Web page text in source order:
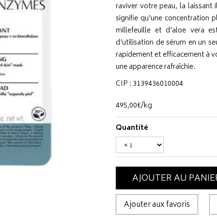
raviver votre peau, la
signifie qu'une concentration
millefeuille et d'aloe vera
d'utilisation de sérum en un
rapidement et efficacement à
une apparence rafraîchie.
CIP : 3139436010004
495,00€/kg
Quantité
AJOUTER AU
Ajouter aux favoris